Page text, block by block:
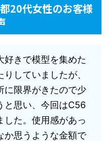
20代女性のお客様
好きで模型を集めた
りしていましたが、
に限界がきたので少
と思い、今回はC56
した。使用感があっ
か思うような金額で